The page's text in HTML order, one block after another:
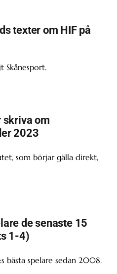
texter om HIF på
Skånesport.
skriva om
2023
som börjar gälla direkt,
de senaste 15
1-4)
bästa spelare sedan 2008.